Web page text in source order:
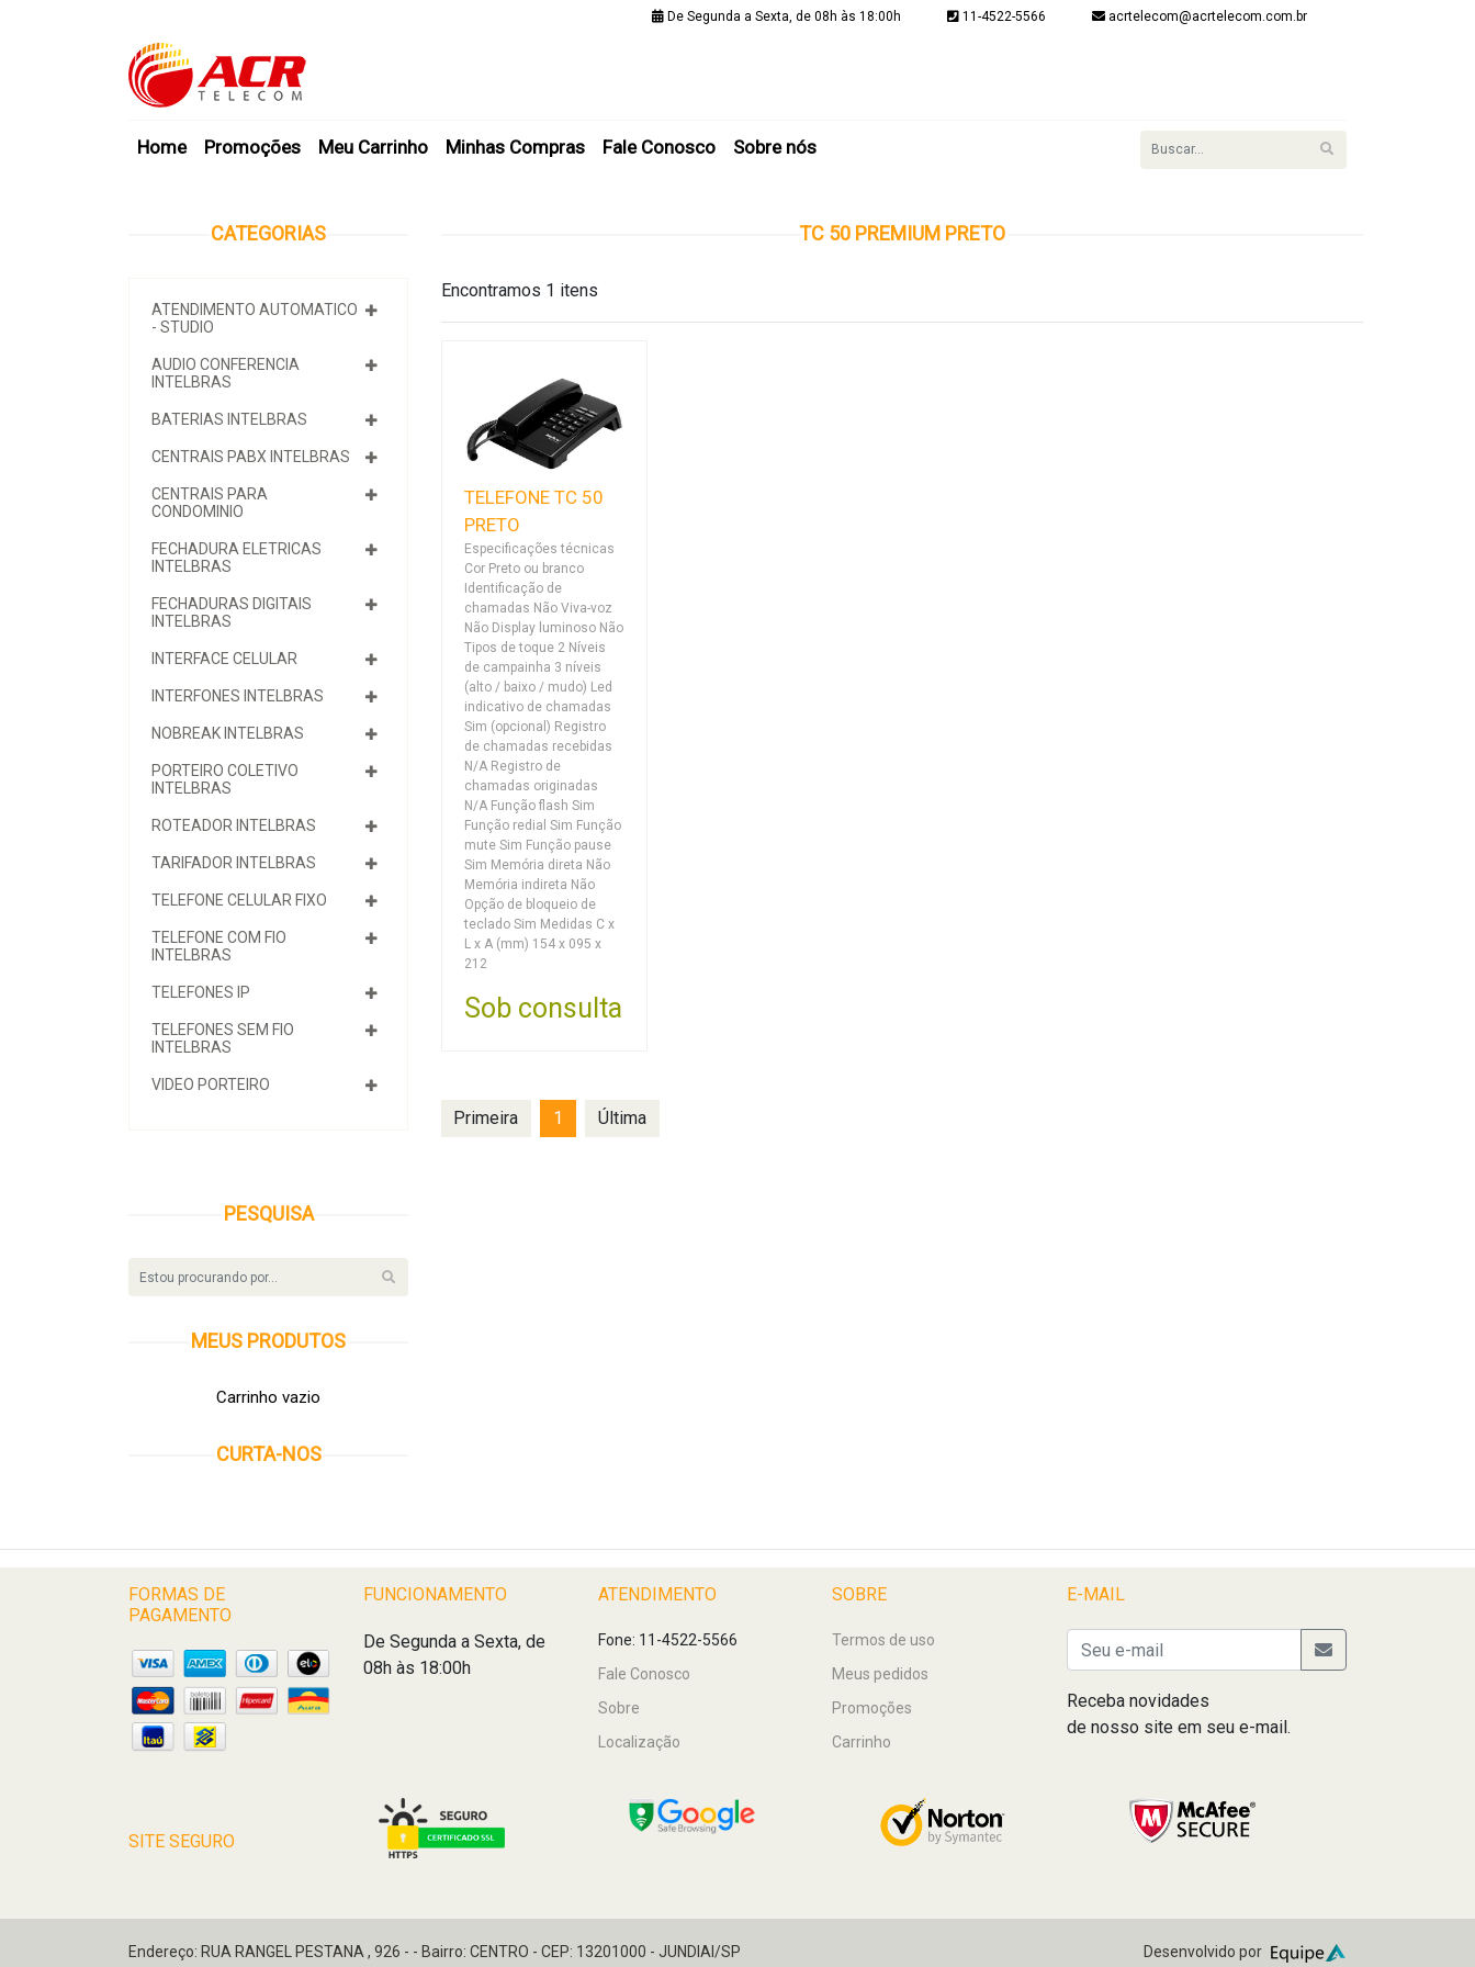
De Segunda a Sexta, de 08h às 18:00h 11-4522-5566 acrtelecom@acrtelecom.com.br
Home Promoções Meu Carrinho Minhas Compras Fale Conosco Sobre nós
CATEGORIAS
ATENDIMENTO AUTOMATICO
- STUDIO
AUDIO CONFERENCIA
INTELBRAS
BATERIAS INTELBRAS
CENTRAIS PABX INTELBRAS
CENTRAIS PARA
CONDOMINIO
FECHADURA ELETRICAS
INTELBRAS
FECHADURAS DIGITAIS
INTELBRAS
INTERFACE CELULAR
INTERFONES INTELBRAS
NOBREAK INTELBRAS
PORTEIRO COLETIVO
INTELBRAS
ROTEADOR INTELBRAS
TARIFADOR INTELBRAS
TELEFONE CELULAR FIXO
TELEFONE COM FIO
INTELBRAS
TELEFONES IP
TELEFONES SEM FIO
INTELBRAS
VIDEO PORTEIRO
PESQUISA
MEUS PRODUTOS
Carrinho vazio
CURTA-NOS
TC 50 PREMIUM PRETO
Encontramos 1 itens
TELEFONE TC 50
PRETO
Especificações técnicas
Cor Preto ou branco
Identificação de
chamadas Não Viva-voz
Não Display luminoso Não
Tipos de toque 2 Níveis
de campainha 3 níveis
(alto / baixo / mudo) Led
indicativo de chamadas
Sim (opcional) Registro
de chamadas recebidas
N/A Registro de
chamadas originadas
N/A Função flash Sim
Função redial Sim Função
mute Sim Função pause
Sim Memória direta Não
Memória indireta Não
Opção de bloqueio de
teclado Sim Medidas C x
L x A (mm) 154 x 095 x
212
Sob consulta
Primeira 1 Última
FORMAS DE
PAGAMENTO
FUNCIONAMENTO
De Segunda a Sexta, de
08h às 18:00h
ATENDIMENTO
Fone: 11-4522-5566
Fale Conosco
Sobre
Localização
SOBRE
Termos de uso
Meus pedidos
Promoções
Carrinho
E-MAIL
Receba novidades
de nosso site em seu e-mail.
SITE SEGURO
Endereço: RUA RANGEL PESTANA , 926 - - Bairro: CENTRO - CEP: 13201000 - JUNDIAI/SP Desenvolvido por